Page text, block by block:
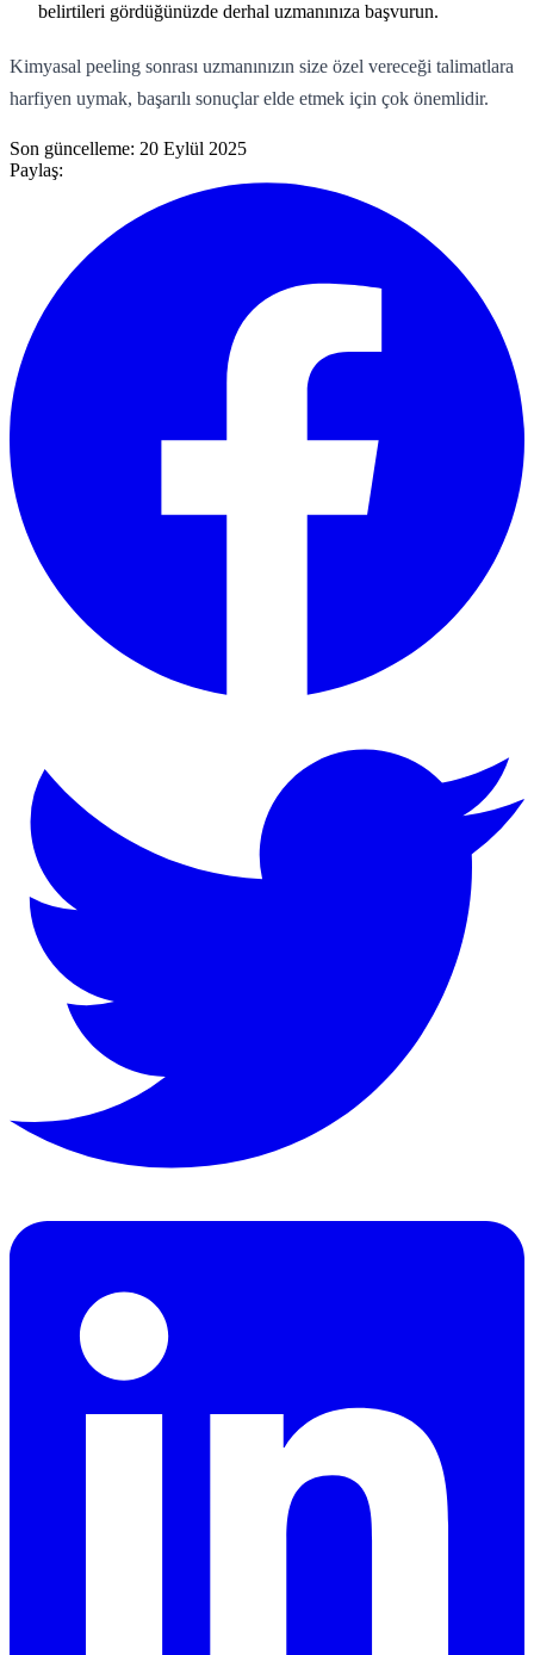
belirtileri gördüğünüzde derhal uzmanınıza başvurun.
Kimyasal peeling sonrası uzmanınızın size özel vereceği talimatlara
harfiyen uymak, başarılı sonuçlar elde etmek için çok önemlidir.
Son güncelleme: 20 Eylül 2025
Paylaş: